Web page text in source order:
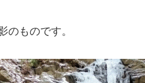
ものです。